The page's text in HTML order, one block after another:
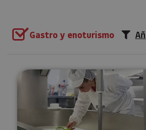
Gastro y enoturismo
Visita